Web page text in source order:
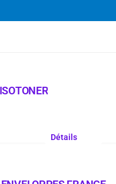
Détails